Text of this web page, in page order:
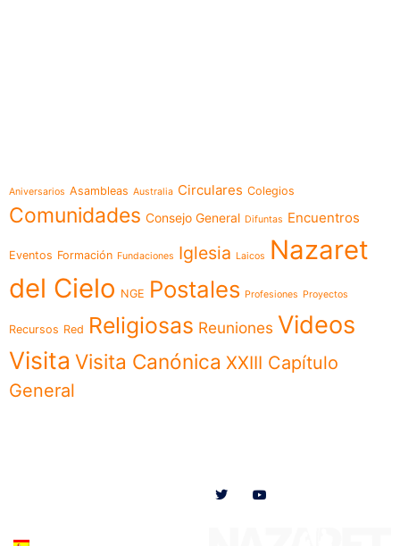
Aniversarios Asambleas Australia Circulares Colegios
Comunidades Consejo General Difuntas Encuentros
Eventos Formación Fundaciones Iglesia Laicos
Nazaret
del Cielo NGE Postales Profesiones Proyectos
Recursos Red Religiosas Reuniones Videos
Visita Visita Canónica XXIII Capítulo
General